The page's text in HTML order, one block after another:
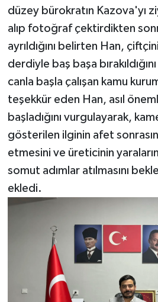
düzey bürokratın Kazova'yı
alıp fotoğraf çektirdikten
ayrıldığını belirten Han,
derdiyle baş başa
canla başla çalışan kamu
teşekkür eden Han, asıl
başladığını vurgulayarak,
gösterilen ilginin afet
etmesini ve üreticinin
somut adımlar atılmasını
ekledi.